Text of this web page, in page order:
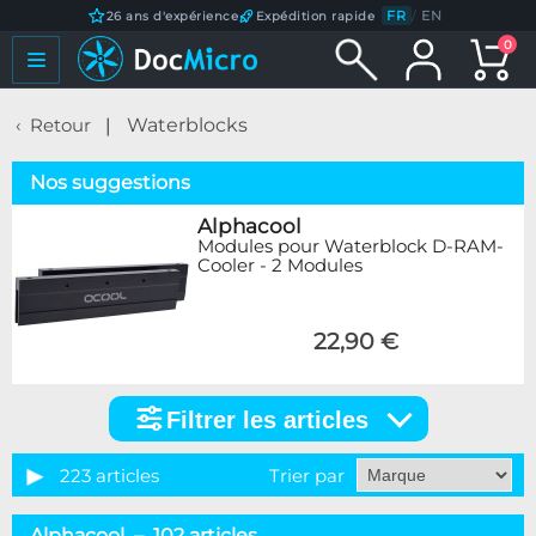
26 ans d'expérience Expédition rapide FR / EN
0
Retour Waterblocks
Nos suggestions
Alphacool
Modules pour Waterblock D-RAM-
Cooler - 2 Modules
22,90 €
articles
Catégorie
Filtrer les articles
223 articles Trier par